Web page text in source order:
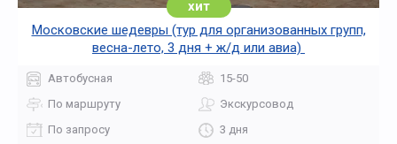
хит
Московские шедевры (тур для организованных групп,
весна-лето, 3 дня + ж/д или авиа)
Автобусная
15-50
По маршруту
Экскурсовод
По запросу
3 дня